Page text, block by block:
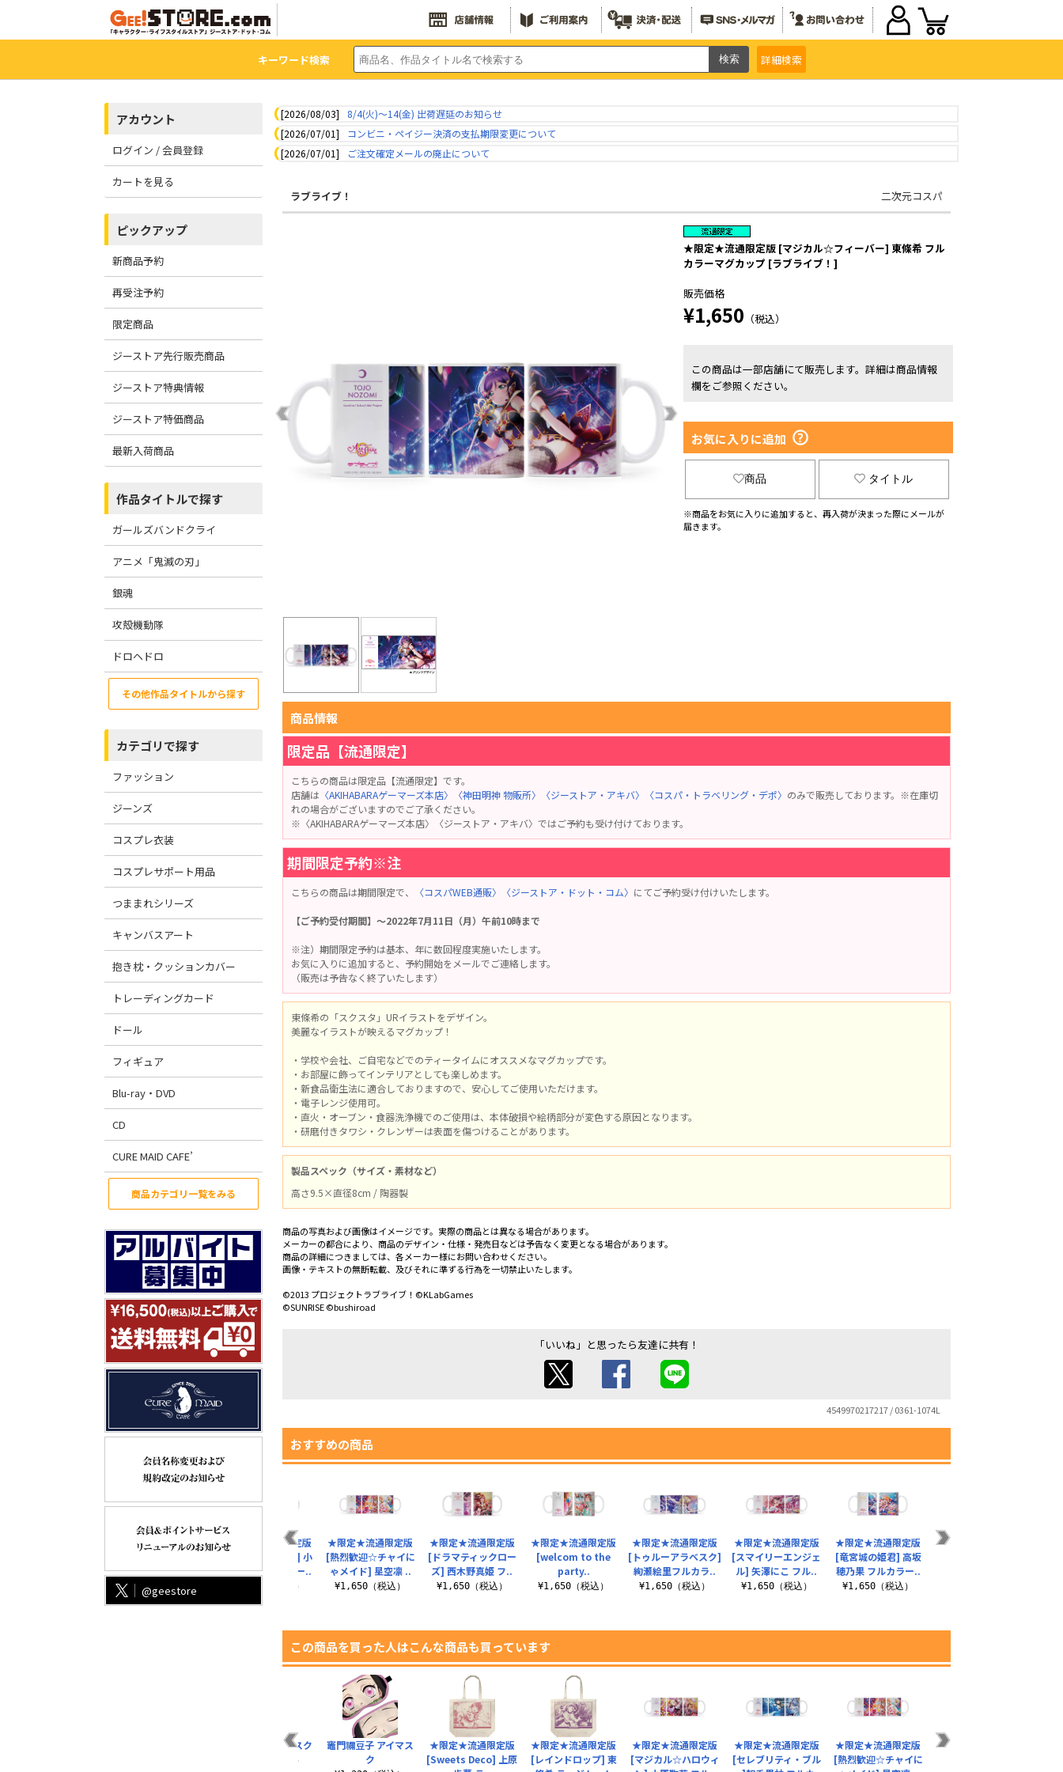
キーワード検索 詳細検索
アカウント
ログイン / 会員登録
カートを見る
ピックアップ
新商品予約
再受注予約
限定商品
ジーストア先行販売商品
ジーストア特典情報
ジーストア特価商品
最新入荷商品
作品タイトルで探す
ガールズバンドクライ
アニメ「鬼滅の刃」
銀魂
攻殻機動隊
ドロヘドロ
その他作品タイトルから探す
カテゴリで探す
ファッション
ジーンズ
コスプレ衣装
コスプレサポート用品
つままれシリーズ
キャンバスアート
抱き枕・クッションカバー
トレーディングカード
ドール
フィギュア
Blu-ray・DVD
CD
CURE MAID CAFE’
商品カテゴリ一覧をみる
@geestore
[2026/08/03]
8/4(火)～14(金) 出荷遅延のお知らせ
[2026/07/01]
コンビニ・ペイジー決済の支払期限変更について
[2026/07/01]
ご注文確定メールの廃止について
ラブライブ！ 二次元コスパ
★限定★流通限定版 [マジカル☆フィーバー] 東條希 フル
カラーマグカップ [ラブライブ！]
販売価格
¥1,650 （税込）
この商品は一部店舗にて販売します。詳細は商品情報
欄をご参照ください。
お気に入りに追加
商品 タイトル
※商品をお気に入りに追加すると、再入荷が決まった際にメールが
届きます。
商品情報
限定品【流通限定】
こちらの商品は限定品【流通限定】です。
店舗は 〈AKIHABARAゲーマーズ本店〉 〈神田明神 物販所〉 〈ジーストア・アキバ〉 〈コスパ・トラベリング・デポ〉 のみで販売しております。※在庫切
れの場合がございますのでご了承ください。
※〈AKIHABARAゲーマーズ本店〉〈ジーストア・アキバ〉ではご予約も受け付けております。
期間限定予約※注
こちらの商品は期間限定で、 〈コスパWEB通販〉 〈ジーストア・ドット・コム〉 にてご予約受け付けいたします。
【ご予約受付期間】～2022年7月11日（月）午前10時まで
※注）期間限定予約は基本、年に数回程度実施いたします。
お気に入りに追加すると、予約開始をメールでご連絡します。
（販売は予告なく終了いたします）
東條希の「スクスタ」URイラストをデザイン。
美麗なイラストが映えるマグカップ！
・学校や会社、ご自宅などでのティータイムにオススメなマグカップです。
・お部屋に飾ってインテリアとしても楽しめます。
・新食品衛生法に適合しておりますので、安心してご使用いただけます。
・電子レンジ使用可。
・直火・オーブン・食器洗浄機でのご使用は、本体破損や絵柄部分が変色する原因となります。
・研磨付きタワシ・クレンザーは表面を傷つけることがあります。
製品スペック（サイズ・素材など）
高さ9.5×直径8cm / 陶器製
商品の写真および画像はイメージです。実際の商品とは異なる場合があります。
メーカーの都合により、商品のデザイン・仕様・発売日などは予告なく変更となる場合があります。
商品の詳細につきましては、各メーカー様にお問い合わせください。
画像・テキストの無断転載、及びそれに準ずる行為を一切禁止いたします。
©2013 プロジェクトラブライブ！©KLabGames
©SUNRISE ©bushiroad
「いいね」と思ったら友達に共有！
4549970217217 / 0361-1074L
おすすめの商品
★限定★流通限定版
[welcom to the
party..
¥1,650（税込）
★限定★流通限定版
[トゥルーアラベスク]
絢瀬絵里フルカラ..
¥1,650（税込）
★限定★流通限定版
[スマイリーエンジェ
ル] 矢澤にこ フル..
¥1,650（税込）
★限定★流通限定版
[竜宮城の姫君] 高坂
穂乃果 フルカラー..
¥1,650（税込）
★限定★流通限定版
★限定★流通限定版
[フルールレーヴ] 小
泉花陽 フルカラー..
¥1,650（税込）
★限定★流通限定版
[熱烈歓迎☆チャイに
ゃメイド] 星空凛 ..
¥1,650（税込）
★限定★流通限定版
[ドラマティックロー
ズ] 西木野真姫 フ..
¥1,650（税込）
この商品を買った人はこんな商品も買っています
★限定★流通限定版
[レインドロップ] 東
★限定★流通限定版
[マジカル☆ハロウィ
★限定★流通限定版
[セレブリティ・ブル
★限定★流通限定版
[熱烈歓迎☆チャイに
アインズ アイマスク
¥1,320（税込）
竈門禰豆子 アイマス
ク
★限定★流通限定版
[Sweets Deco] 上原